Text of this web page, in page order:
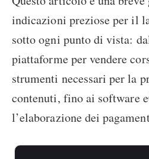
indicazioni preziose per il
sotto ogni punto di vista:
piattaforme per vendere
strumenti necessari per la
contenuti, fino ai software
l’elaborazione dei